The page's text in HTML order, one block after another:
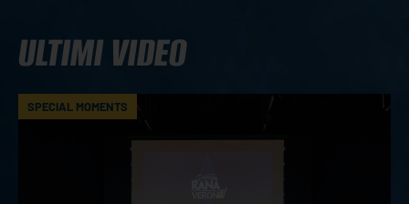
ULTIMI VIDEO
SPECIAL MOMENTS